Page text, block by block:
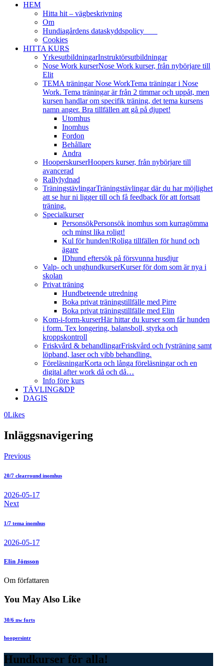
HEM
Hitta hit – vägbeskrivning
Om
Hundiagårdens dataskyddspolicy
Cookies
HITTA KURS
YrkesutbildningarInstruktörsutbildningar
Nose Work kurserNose Work kurser, från nybörjare till
Elit
TEMA träningar Nose WorkTema träningar i Nose
Work. Tema träningar är från 2 timmar och uppåt, men
kursen handlar om specifik träning, det tema kursens
namn anger. Bra tillfällen att gå på djupet!
Utomhus
Inomhus
Fordon
Behållare
Andra
HooperskurserHoopers kurser, från nybörjare till
avancerad
Rallylydnad
TräningstävlingarTräningstävlingar där du har möjlighet
att se hur ni ligger till och få feedback för att fortsatt
träning.
Specialkurser
PersonsökPersonsök inomhus som kurragömma
och minst lika roligt!
Kul för hunden!Roliga tillfällen för hund och
ägare
IDhund eftersök på försvunna husdjur
Valp- och unghundkurserKurser för dom som är nya i
skolan
Privat träning
Hundbeteende utredning
Boka privat träningstillfälle med Pirre
Boka privat träningstillfälle med Elin
Kom-i-form-kurserHär hittar du kurser som får hunden
i form. Tex longering, balansboll, styrka och
kroppskontroll
Friskvård & behandlingarFriskvård och fysträning samt
löpband, laser och vibb behandling.
FöreläsningarKorta och långa föreläsningar och en
digital after work då och då…
Info före kurs
TÄVLING&DP
DAGIS
0Likes
Inläggsnavigering
Previous
20/7 clearround inomhus
2026-05-17
Next
1/7 tema inomhus
2026-05-17
Elin Jönsson
Om författaren
You May Also Like
30/6 nw forts
hoopersintr
Hundkurser för alla!